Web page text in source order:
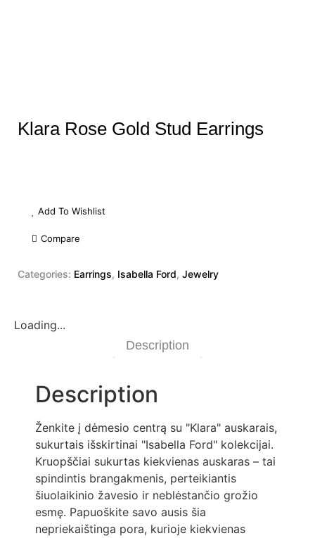
Klara Rose Gold Stud Earrings
Add To Wishlist
Compare
Categories: Earrings, Isabella Ford, Jewelry
Loading...
Description
Description
Ženkite į dėmesio centrą su "Klara" auskarais,
sukurtais išskirtinai "Isabella Ford" kolekcijai.
Kruopščiai sukurtas kiekvienas auskaras – tai
spindintis brangakmenis, perteikiantis
šiuolaikinio žavesio ir neblėstančio grožio
esmę. Papuoškite savo ausis šia
nepriekaištinga pora, kurioje kiekvienas